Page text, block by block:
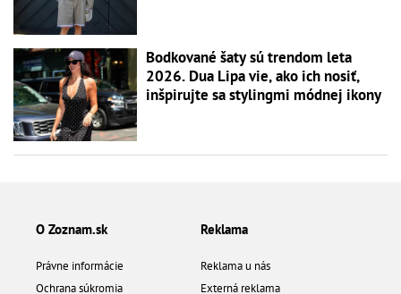
Bodkované šaty sú trendom leta
2026. Dua Lipa vie, ako ich nosiť,
inšpirujte sa stylingmi módnej ikony
O Zoznam.sk
Právne informácie
Ochrana súkromia
Reklama
Reklama u nás
Externá reklama